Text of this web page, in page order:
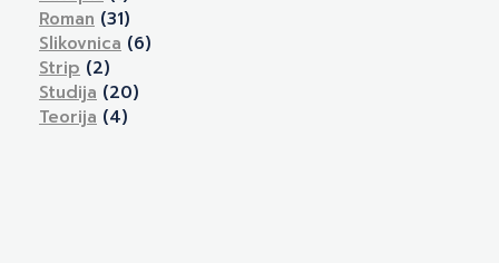
Roman (31)
Slikovnica (6)
Strip (2)
Studija (20)
Teorija (4)